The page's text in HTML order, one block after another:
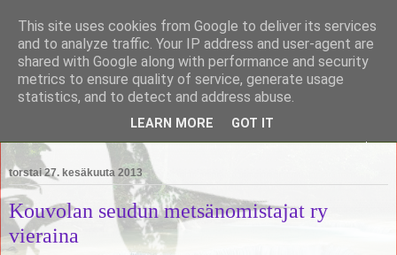
Saimaan Metsänomistajat
Saimaan Metsänomistajat
torstai 27. kesäkuuta 2013
Kouvolan seudun metsänomistajat ry
vieraina
This site uses cookies from Google to deliver its services
and to analyze traffic. Your IP address and user-agent are
shared with Google along with performance and security
metrics to ensure quality of service, generate usage
statistics, and to detect and address abuse.
LEARN MORE GOT IT